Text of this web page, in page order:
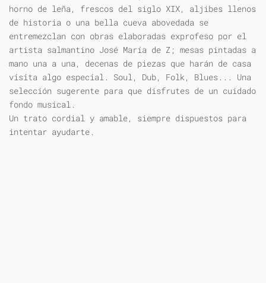
horno de leña, frescos del siglo XIX, aljibes llenos
de historia o una bella cueva abovedada se
entremezclan con obras elaboradas exprofeso por el
artista salmantino José María de Z; mesas pintadas a
mano una a una, decenas de piezas que harán de casa
visita algo especial. Soul, Dub, Folk, Blues... Una
selección sugerente para que disfrutes de un cuidado
fondo musical.
Un trato cordial y amable, siempre dispuestos para
intentar ayudarte.